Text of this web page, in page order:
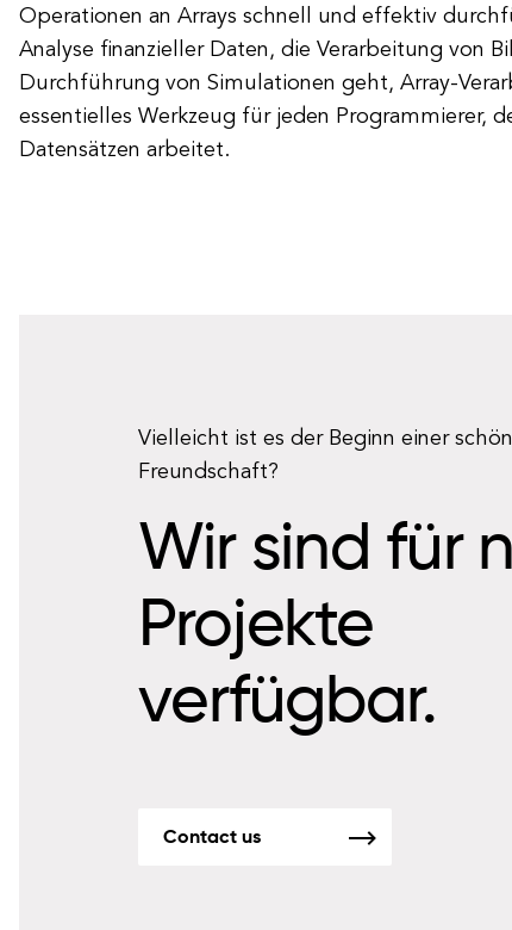
Operationen an Arrays schnell und effektiv
Analyse finanzieller Daten, die Verarbeitung von
Durchführung von Simulationen geht, Array-
essentielles Werkzeug für jeden Programmierer,
Datensätzen arbeitet.
Vielleicht ist es der Beginn einer
Freundschaft?
Wir sind für
Projekte
verfügbar.
Contact us